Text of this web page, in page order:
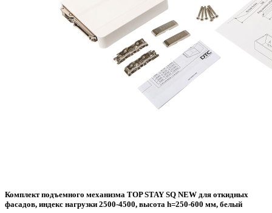
Комплект подъемного механизма TOP STAY SQ NEW для откидных
фасадов, индекс нагрузки 2500-4500, высота h=250-600 мм, белый